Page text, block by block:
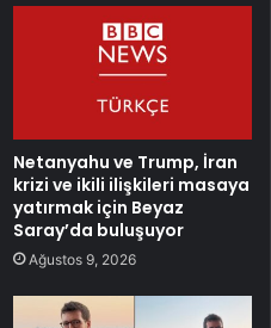
Netanyahu ve Trump, İran
krizi ve ikili ilişkileri masaya
yatırmak için Beyaz
Saray’da buluşuyor
Ağustos 9, 2026